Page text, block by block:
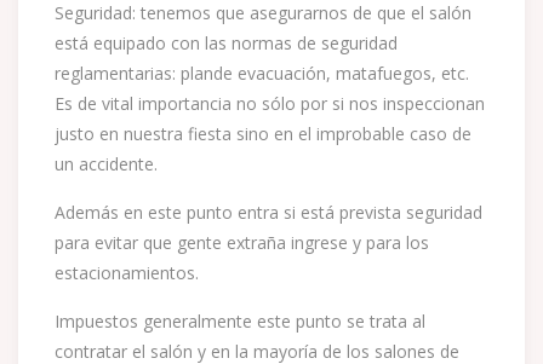
Seguridad: tenemos que asegurarnos de que el salón
está equipado con las normas de seguridad
reglamentarias: plande evacuación, matafuegos, etc.
Es de vital importancia no sólo por si nos inspeccionan
justo en nuestra fiesta sino en el improbable caso de
un accidente.
Además en este punto entra si está prevista seguridad
para evitar que gente extraña ingrese y para los
estacionamientos.
Impuestos generalmente este punto se trata al
contratar el salón y en la mayoría de los salones de